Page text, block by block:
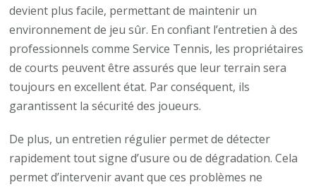
devient plus facile, permettant de maintenir un
environnement de jeu sûr. En confiant l’entretien à des
professionnels comme Service Tennis, les propriétaires
de courts peuvent être assurés que leur terrain sera
toujours en excellent état. Par conséquent, ils
garantissent la sécurité des joueurs.
De plus, un entretien régulier permet de détecter
rapidement tout signe d’usure ou de dégradation. Cela
permet d’intervenir avant que ces problèmes ne